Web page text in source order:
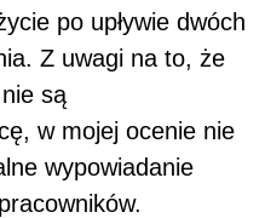
po upływie dwóch
Z uwagi na to, że
są
w mojej ocenie nie
wypowiadanie